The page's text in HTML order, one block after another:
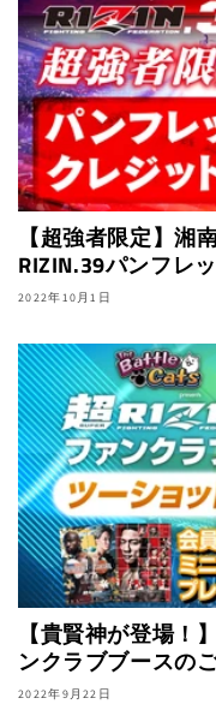
【超強者限定】湘
RIZIN.39パンフレ
2022年10月1日
【貴賢神が登場！
ンクラブブースの
2022年9月22日